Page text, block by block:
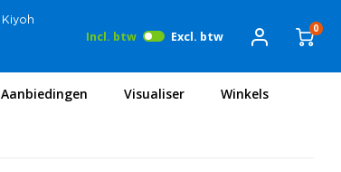
Incl. btw Excl. btw
0
Aanbiedingen Winkels
Visualiser